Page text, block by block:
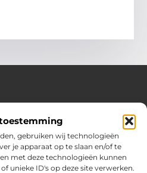
gebruiken wij technologieën
je apparaat op te slaan en/of te
met deze technologieën kunnen
unieke ID's op deze site verwerken.
praktische tips voor het
blogs en artikelen boordevol
inzichten om elke dag